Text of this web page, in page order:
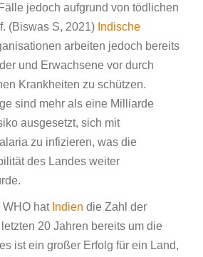
jedoch aufgrund von tödlichen
(Biswas S, 2021) Indische
arbeiten jedoch bereits
und Erwachsene vor durch
Krankheiten zu schützen.
sind mehr als eine Milliarde
ausgesetzt, sich mit
zu infizieren, was die
des Landes weiter
WHO hat Indien die Zahl der
20 Jahren bereits um die
ist ein großer Erfolg für ein Land,